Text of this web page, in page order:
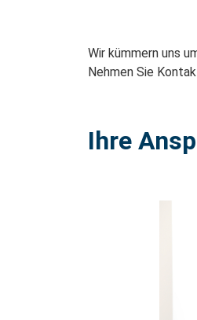
Wir kümmern uns
Nehmen Sie
Ihre